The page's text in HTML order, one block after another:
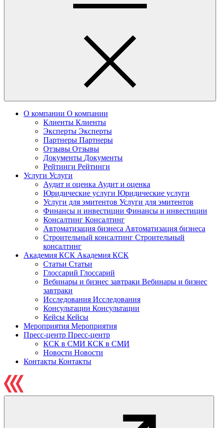
О компании О компании
Клиенты Клиенты
Эксперты Эксперты
Партнеры Партнеры
Отзывы Отзывы
Документы Документы
Рейтинги Рейтинги
Услуги Услуги
Аудит и оценка Аудит и оценка
Юридические услуги Юридические услуги
Услуги для эмитентов Услуги для эмитентов
Финансы и инвестиции Финансы и инвестиции
Консалтинг Консалтинг
Автоматизация бизнеса Автоматизация бизнеса
Строительный консалтинг Строительный
консалтинг
Академия КСК Академия КСК
Статьи Статьи
Глоссарий Глоссарий
Вебинары и бизнес завтраки Вебинары и бизнес
завтраки
Исследования Исследования
Консультации Консультации
Кейсы Кейсы
Мероприятия Мероприятия
Пресс-центр Пресс-центр
КСК в СМИ КСК в СМИ
Новости Новости
Контакты Контакты